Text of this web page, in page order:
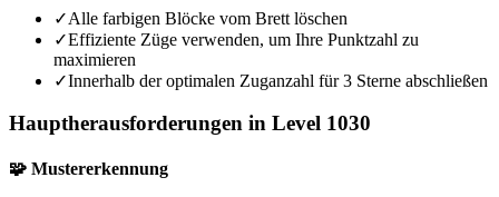
✓Alle farbigen Blöcke vom Brett löschen
✓Effiziente Züge verwenden, um Ihre Punktzahl zu
maximieren
✓Innerhalb der optimalen Zuganzahl für 3 Sterne abschließen
Hauptherausforderungen in Level 1030
🧩 Mustererkennung